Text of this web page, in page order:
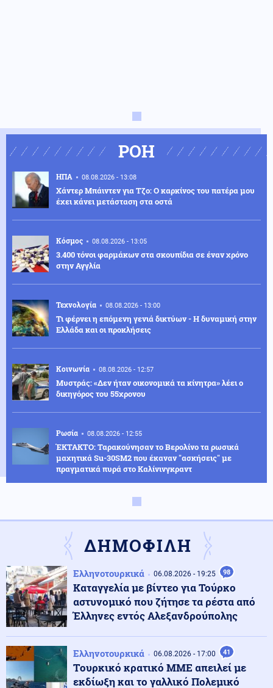
ΡΟΗ
ΗΠΑ 08.08.2026 - 13:08
Χάντερ Μπάιντεν για Τζο: Ο καρκίνος του πατέρα μου
έχει κάνει μετάσταση στα οστά
Κόσμος 08.08.2026 - 13:05
3.400 τόνοι φαρμάκων στα σκουπίδια σε έναν χρόνο
στην Αγγλία
Τεχνολογία 08.08.2026 - 13:00
Τι φέρνει η επόμενη γενιά δικτύων - Η δυναμική στην
Ελλάδα και οι προκλήσεις
Κοινωνία 08.08.2026 - 12:57
Μυστράς: «Δεν ήταν οικονομικά τα κίνητρα» λέει ο
δικηγόρος του 55χρονου
Ρωσία 08.08.2026 - 12:55
ΈΚΤΑΚΤΟ: Ταρακούνησαν το Βερολίνο τα ρωσικά
μαχητικά Su-30SM2 που έκαναν "ασκήσεις" με
πραγματικά πυρά στο Καλίνινγκραντ
Κοινωνία
Αναφορές για σορό στον Λυκαβηττό κοντά στο
εκκλησάκι των Αγίων Ισιδώρων
Περιβάλλον
ουράνιο τόξο στη Θράκη
ΔΗΜΟΦΙΛΗ
Ελληνοτουρκικά 06.08.2026 - 19:25 98
Καταγγελία με βίντεο για Τούρκο
αστυνομικό που ζήτησε τα ρέστα από
Έλληνες εντός Αλεξανδρούπολης
Ελληνοτουρκικά 06.08.2026 - 17:00 41
Tουρκικό κρατικό ΜΜΕ απειλεί με
εκδίωξη και το γαλλικό Πολεμικό